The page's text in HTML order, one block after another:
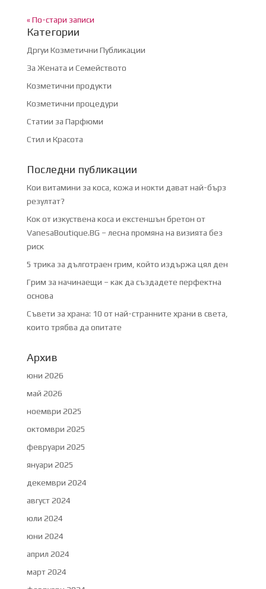
« По-стари записи
Категории
Дргуи Козметични Публикации
За Жената и Семейството
Козметични продукти
Козметични процедури
Статии за Парфюми
Стил и Красота
Последни публикации
Кои витамини за коса, кожа и нокти дават най-бърз
резултат?
Кок от изкуствена коса и екстеншън бретон от
VanesaBoutique.BG – лесна промяна на визията без
риск
5 трика за дълготраен грим, който издържа цял ден
Грим за начинаещи – как да създадете перфектна
основа
Съвети за храна: 10 от най-странните храни в света,
които трябва да опитате
Архив
юни 2026
май 2026
ноември 2025
октомври 2025
февруари 2025
януари 2025
декември 2024
август 2024
юли 2024
юни 2024
април 2024
март 2024